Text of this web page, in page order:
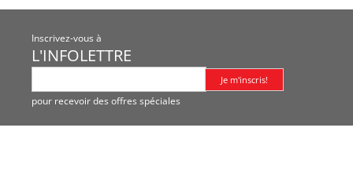
Inscrivez-vous à
L'INFOLETTRE
pour recevoir des offres spéciales